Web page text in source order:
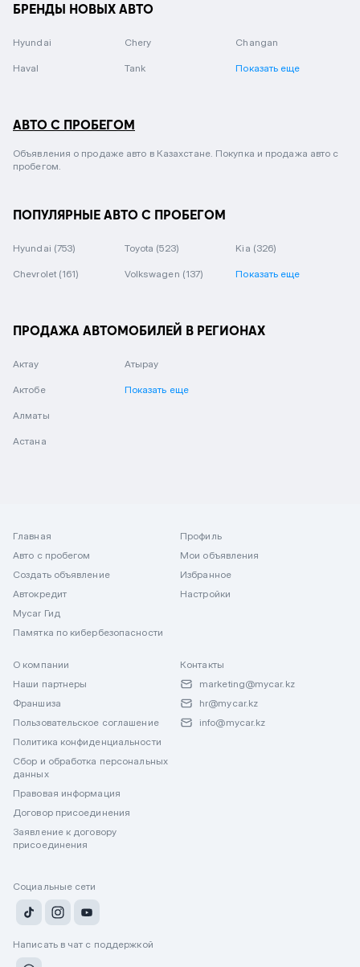
БРЕНДЫ НОВЫХ АВТО
Hyundai Chery Changan
Haval Tank Показать еще
АВТО С ПРОБЕГОМ
Объявления о продаже авто в Казахстане. Покупка и продажа авто с
пробегом.
ПОПУЛЯРНЫЕ АВТО С ПРОБЕГОМ
Hyundai (753) Toyota (523) Kia (326)
Chevrolet (161) Volkswagen (137) Показать еще
ПРОДАЖА АВТОМОБИЛЕЙ В РЕГИОНАХ
Актау
Актобе
Алматы
Астана
Атырау
Показать еще
Главная
Авто с пробегом
Создать объявление
Автокредит
Mycar Гид
Памятка по кибербезопасности
Профиль
Мои объявления
Избранное
Настройки
О компании
Наши партнеры
Франшиза
Пользовательское соглашение
Политика конфиденциальности
Сбор и обработка персональных
данных
Правовая информация
Договор присоединения
Заявление к договору
присоединения
Контакты
marketing@mycar.kz
hr@mycar.kz
info@mycar.kz
Социальные сети
Написать в чат с поддержкой